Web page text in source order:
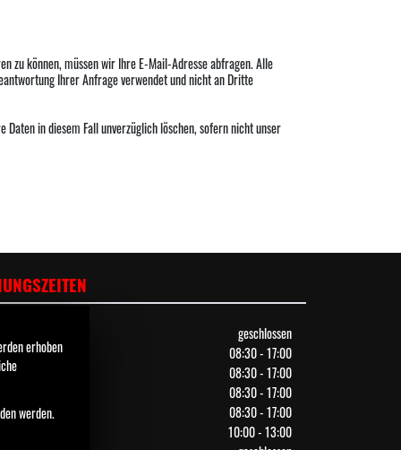
zu können, müssen wir Ihre E-Mail-Adresse abfragen. Alle
Ihrer Anfrage verwendet und nicht an Dritte
in diesem Fall unverzüglich löschen, sofern nicht unser
geschlossen
08:30 - 17:00
08:30 - 17:00
08:30 - 17:00
08:30 - 17:00
10:00 - 13:00
erhoben
werden.